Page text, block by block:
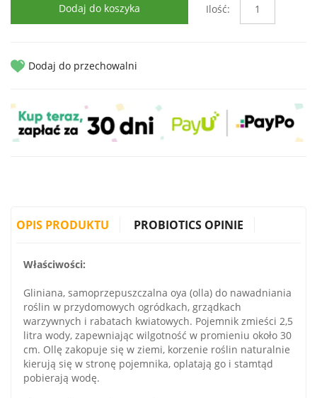
Dodaj do koszyka Ilość:
Dodaj do przechowalni
OPIS PRODUKTU PROBIOTICS OPINIE
Właściwości:
Gliniana, samoprzepuszczalna oya (olla) do nawadniania
roślin w przydomowych ogródkach, grządkach
warzywnych i rabatach kwiatowych. Pojemnik zmieści 2,5
litra wody, zapewniając wilgotność w promieniu około 30
cm. Ollę zakopuje się w ziemi, korzenie roślin naturalnie
kierują się w stronę pojemnika, oplatają go i stamtąd
pobierają wodę.